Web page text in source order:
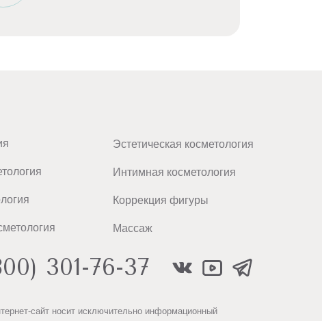
Эстетическая косметология
Интимная косметология
Коррекция фигуры
Массаж
301-76-37
сайт носит исключительно информационный